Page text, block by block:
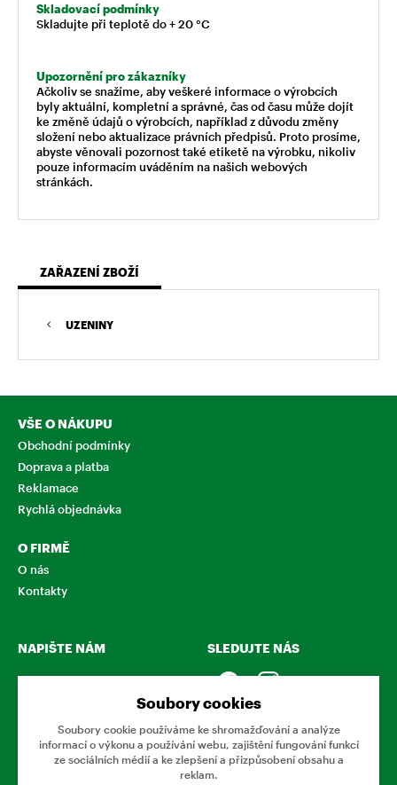
Skladovací podmínky
Skladujte při teplotě do + 20 °C
Upozornění pro zákazníky
Ačkoliv se snažíme, aby veškeré informace o výrobcích
byly aktuální, kompletní a správné, čas od času může dojít
ke změně údajů o výrobcích, například z důvodu změny
složení nebo aktualizace právních předpisů. Proto prosíme,
abyste věnovali pozornost také etiketě na výrobku, nikoliv
pouze informacím uváděním na našich webových
stránkách.
ZAŘAZENÍ ZBOŽÍ
UZENINY
VŠE O NÁKUPU
Obchodní podmínky
Doprava a platba
Reklamace
Rychlá objednávka
O FIRMĚ
O nás
Kontakty
NAPIŠTE NÁM
našich produktech nebo e-
shopu? Neváhejte napsat.
CHCI NAPSAT ZPRÁVU
SLEDUJTE NÁS
Soubory cookies
Soubory cookie používáme ke shromažďování a analýze
informací o výkonu a používání webu, zajištění fungování funkcí
ze sociálních médií a ke zlepšení a přizpůsobení obsahu a
reklam.